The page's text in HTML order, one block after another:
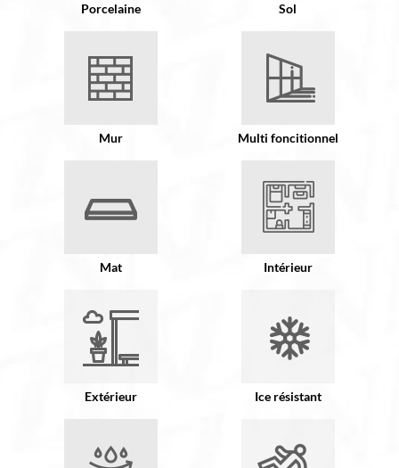
Porcelaine Sol
Mur Multi foncitionnel
Mat Intérieur
Extérieur Ice résistant